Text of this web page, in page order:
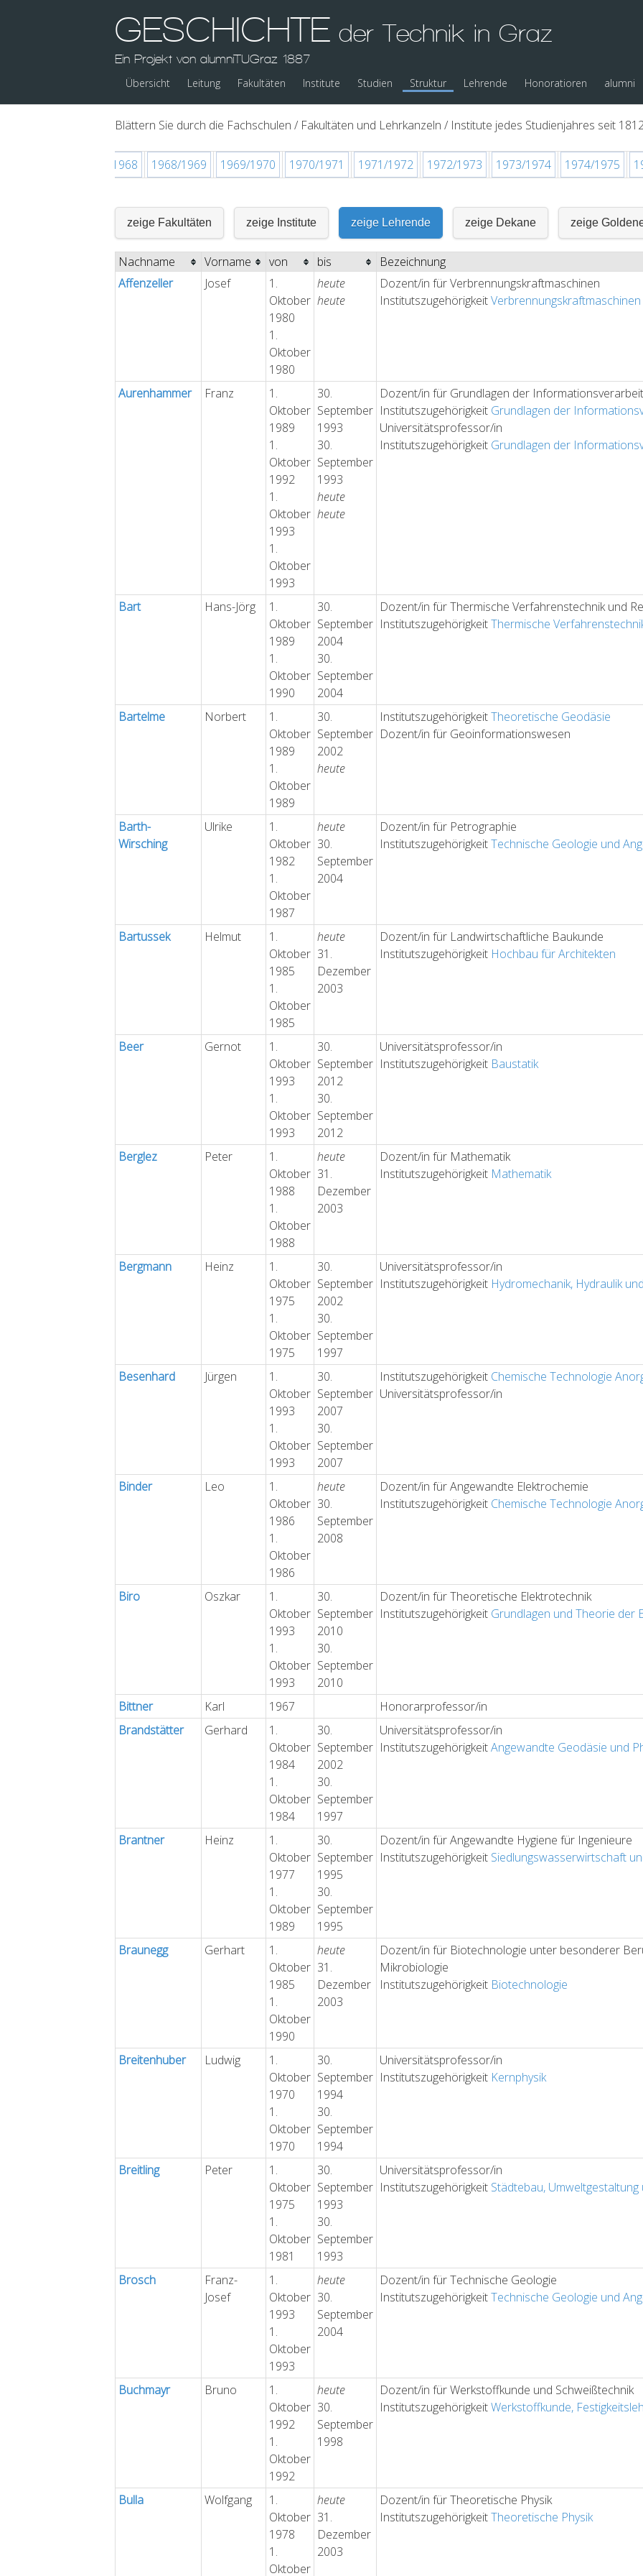
GESCHICHTE der Technik in Graz
Ein Projekt von alumniTUGraz 1887
Übersicht Leitung Fakultäten Institute Studien Struktur Lehrende Honoratioren alumni
Blättern Sie durch die Fachschulen / Fakultäten und Lehrkanzeln / Institute jedes Studienjahres seit
1967/1968 1968/1969 1969/1970 1970/1971 1971/1972 1972/1973 1973/1974 1974/1975
zeige Fakultäten zeige Institute zeige Lehrende zeige Dekane zeige
Nachname Vorname von bis
Bezeichnung
Affenzeller
Josef
1.
Oktober
1980
1.
Oktober
1980
heute
heute
Dozent/in für Verbrennungskraftmaschinen
Institutszugehörigkeit
Aurenhammer Franz
1.
Oktober
1989
1.
Oktober
1992
1.
Oktober
1993
1.
Oktober
1993
30.
September
1993
30.
September
1993
heute
heute
Dozent/in für Grundlagen der
Institutszugehörigkeit Grundlagen der
Universitätsprofessor/in
Institutszugehörigkeit Grundlagen der
Bart Hans-Jörg
1.
Oktober
1989
1.
Oktober
1990
30.
September
2004
30.
September
2004
Dozent/in für Thermische Verfahrenstechnik und
InstitutszugehörigkeitThermische
Bartelme Norbert
1.
Oktober
1989
1.
Oktober
1989
30.
September
2002
heute
InstitutszugehörigkeitTheoretische Geodäsie
Dozent/in für Geoinformationswesen
Barth-
Wirsching
Ulrike
1.
Oktober
1982
1.
Oktober
1987
heute
30.
September
2004
Dozent/in für Petrographie
InstitutszugehörigkeitTechnische Geologie und
Bartussek Helmut
1.
Oktober
1985
1.
Oktober
1985
heute
31.
Dezember
2003
Dozent/in für Landwirtschaftliche Baukunde
Institutszugehörigkeit Hochbau für Architekten
Beer Gernot
1.
Oktober
1993
1.
Oktober
1993
30.
September
2012
30.
September
2012
Universitätsprofessor/in
Institutszugehörigkeit Baustatik
Berglez Peter
1.
Oktober
1988
1.
Oktober
1988
heute
31.
Dezember
2003
Dozent/in für Mathematik
Institutszugehörigkeit Mathematik
Bergmann Heinz
1.
Oktober
1975
1.
Oktober
1975
30.
September
2002
30.
September
1997
Universitätsprofessor/in
Institutszugehörigkeit Hydromechanik, Hydraulik
Besenhard Jürgen
1.
Oktober
1993
1.
Oktober
1993
30.
September
2007
30.
September
2007
Institutszugehörigkeit Chemische Technologie
Universitätsprofessor/in
Binder Leo
1.
Oktober
1986
1.
Oktober
1986
heute
30.
September
2008
Dozent/in für Angewandte Elektrochemie
Institutszugehörigkeit Chemische Technologie
Biro Oszkar
1.
Oktober
1993
1.
Oktober
1993
30.
September
2010
30.
September
2010
Dozent/in für Theoretische Elektrotechnik
Institutszugehörigkeit Grundlagen und Theorie der
Bittner Karl 1967
Honorarprofessor/in
Brandstätter
Gerhard
1.
Oktober
1984
1.
Oktober
1984
30.
September
2002
30.
September
1997
Universitätsprofessor/in
InstitutszugehörigkeitAngewandte Geodäsie und
Brantner Heinz
1.
Oktober
1977
1.
Oktober
1989
30.
September
1995
30.
September
1995
Dozent/in für Angewandte Hygiene für Ingenieure
Institutszugehörigkeit Siedlungswasserwirtschaft
Braunegg Gerhart
1.
Oktober
1985
1.
Oktober
1990
heute
31.
Dezember
2003
Dozent/in für Biotechnologie unter besonderer
Mikrobiologie
Institutszugehörigkeit Biotechnologie
Breitenhuber Ludwig
1.
Oktober
1970
1.
Oktober
1970
30.
September
1994
30.
September
1994
Universitätsprofessor/in
Institutszugehörigkeit Kernphysik
Breitling Peter
1.
Oktober
1975
1.
Oktober
1981
30.
September
1993
30.
September
1993
Universitätsprofessor/in
Institutszugehörigkeit Städtebau,
Brosch
Franz-
Josef
1.
Oktober
1993
1.
Oktober
1993
heute
30.
September
2004
Dozent/in für Technische Geologie
InstitutszugehörigkeitTechnische Geologie und
Buchmayr Bruno
1.
Oktober
1992
1.
Oktober
1992
heute
30.
September
1998
Dozent/in für Werkstoffkunde und Schweißtechnik
InstitutszugehörigkeitWerkstoffkunde,
Bulla Wolfgang
1.
Oktober
1978
1.
Oktober
heute
31.
Dezember
2003
Dozent/in für Theoretische Physik
InstitutszugehörigkeitTheoretische Physik